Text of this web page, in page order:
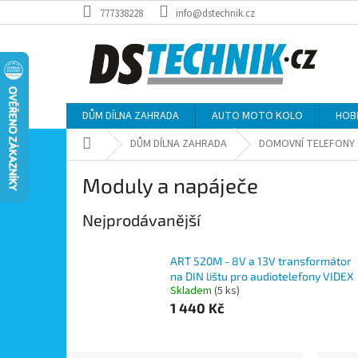
na
777338228 info@dstechnik.cz
DŮM DÍLNA ZAHRADA AUTO MOTO KOLO
Domů DŮM DÍLNA ZAHRADA DOMOVNÍ TELEFONY
Moduly a napáječe
Nejprodávanější
ART 520M - 8V a 13V transformátor
na DIN lištu pro audiotelefony VIDEX
Skladem (5 ks)
1 440 Kč